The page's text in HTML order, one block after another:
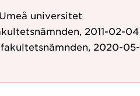
universitet
2011-02-04
2020-05-